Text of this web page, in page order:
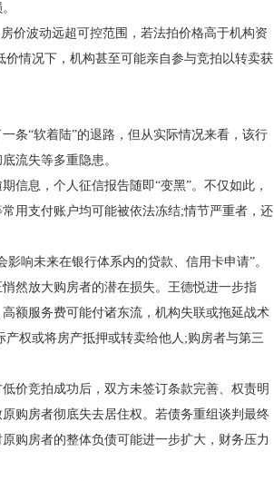
波动远超可控范围，若法拍价格高于机构资
情况下，机构甚至可能亲自参与竞拍以转卖获
“软着陆”的退路，但从实际情况来看，该行
流失等多重隐患。
息，个人征信报告随即“变黑”。不仅如此，
用支付账户均可能被依法冻结;情节严重者，还
响未来在银行体系内的贷款、信用卡申请”。
放大购房者的潜在损失。王德悦进一步指
额服务费可能付诸东流，机构失联或拖延战术
权或将房产抵押或转卖给他人;购房者与第三
竞拍成功后，双方未签订条款完善、权责明
购房者彻底失去居住权。若债务重组谈判最终
购房者的整体负债可能进一步扩大，财务压力